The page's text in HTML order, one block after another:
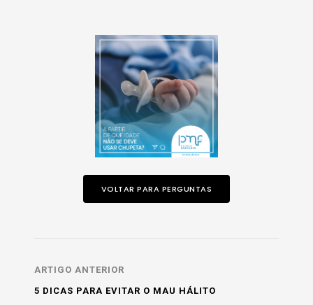
VOLTAR PARA PERGUNTAS
ARTIGO ANTERIOR
5 DICAS PARA EVITAR O MAU HÁLITO